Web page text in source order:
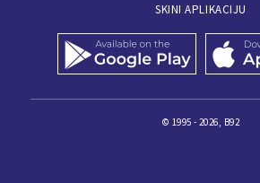
SKINI APLIKACIJU
© 1995 - 2026, B92